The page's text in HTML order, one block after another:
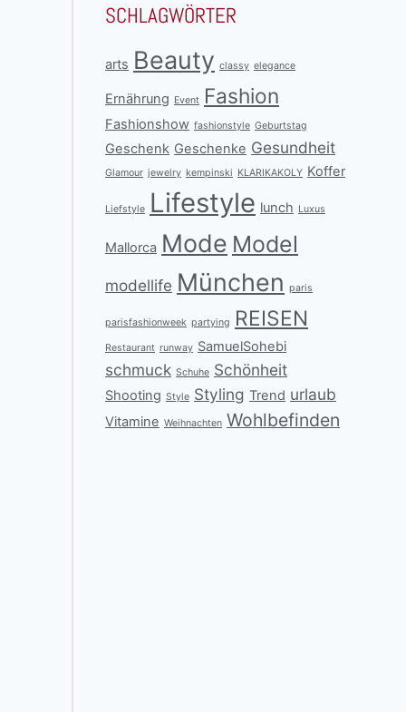
SCHLAGWÖRTER
arts Beauty classy elegance
Ernährung Event Fashion
Fashionshow fashionstyle Geburtstag
Geschenk Geschenke Gesundheit
Glamour jewelry kempinski KLARIKAKOLY Koffer
Liefstyle Lifestyle lunch Luxus
Mallorca Mode Model
modellife München paris
parisfashionweek partying REISEN
Restaurant runway SamuelSohebi
schmuck Schuhe Schönheit
Shooting Style Styling Trend urlaub
Vitamine Weihnachten Wohlbefinden